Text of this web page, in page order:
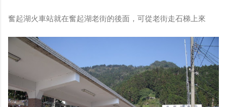
奮起湖火車站就在奮起湖老街的後面，可從老街走石梯上來